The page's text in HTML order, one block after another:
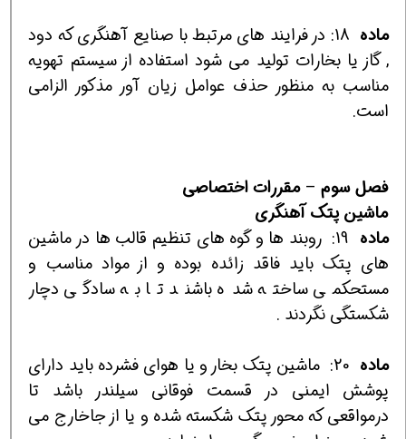
ماده
در فرايند هاي مرتبط با صنايع آهنگري كه دود
, گاز يا بخارات توليد مي شود استفاده از سيستم تهويه
مناسب به منظور حذف عوامل زيان آور مذكور الزامي
است.
فصلسوم – مقرراتاختصاصي
ماشين پتكآهنگري
ماده
روبند ها و گوه هاي تنظيم قالب ها در ماشين
هاي پتك بايد فاقد زائده بوده و از مواد مناسب و
مستحكمي ساخته شده باشند تا به سادگي دچار
شكستگي نگردند .
ماده
ماشين پتك بخار و يا هواي فشرده بايد داراي
پوشش ايمني در قسمت فوقاني سيلندر باشد تا
درمواقعي كه محور پتك شكسته شده و يا از جاخارج مي